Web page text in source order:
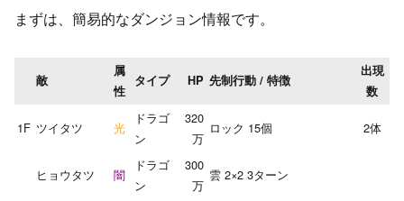
まずは、簡易的なダンジョン情報です。
敵
属
性
タイプ HP 先制行動 / 特徴
出現
数
1F ツイタツ 光
ドラゴ
ン
320
万
ロック 15個 2体
ヒョウタツ 闇
ドラゴ
ン
300
万
雲 2×2 3ターン